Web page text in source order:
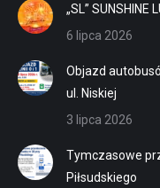
„SL” SUNSHINE
6 lipca 2026
Objazd
ul. Niskiej
3 lipca 2026
Tymczasowe
Piłsudskiego